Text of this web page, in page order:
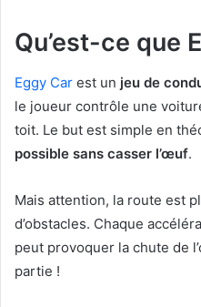
Qu’est-ce que
Eggy Car est un jeu de
le joueur contrôle une
toit. Le but est simple en
possible sans casser l’œuf.
Mais attention, la route est
d’obstacles. Chaque
peut provoquer la chute de
partie !